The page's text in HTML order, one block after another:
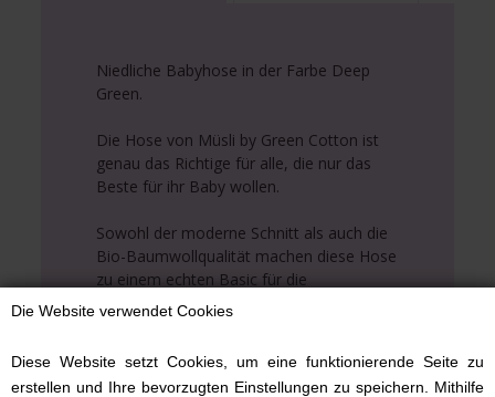
Die Website verwendet Cookies
Diese Website setzt Cookies, um eine funktionierende Seite zu
erstellen und Ihre bevorzugten Einstellungen zu speichern. Mithilfe
Niedliche Babyhose in der Farbe Deep
Green.
Die Hose von Müsli by Green Cotton ist
genau das Richtige für alle, die nur das
Beste für ihr Baby wollen.
Sowohl der moderne Schnitt als auch die
Bio-Baumwollqualität machen diese Hose
zu einem echten Basic für die
Babygarderobe.
oder Blusen kombiniert werden